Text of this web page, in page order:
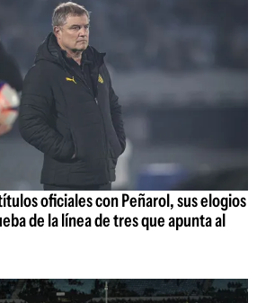
oficiales con Peñarol, sus elogios
de la línea de tres que apunta al